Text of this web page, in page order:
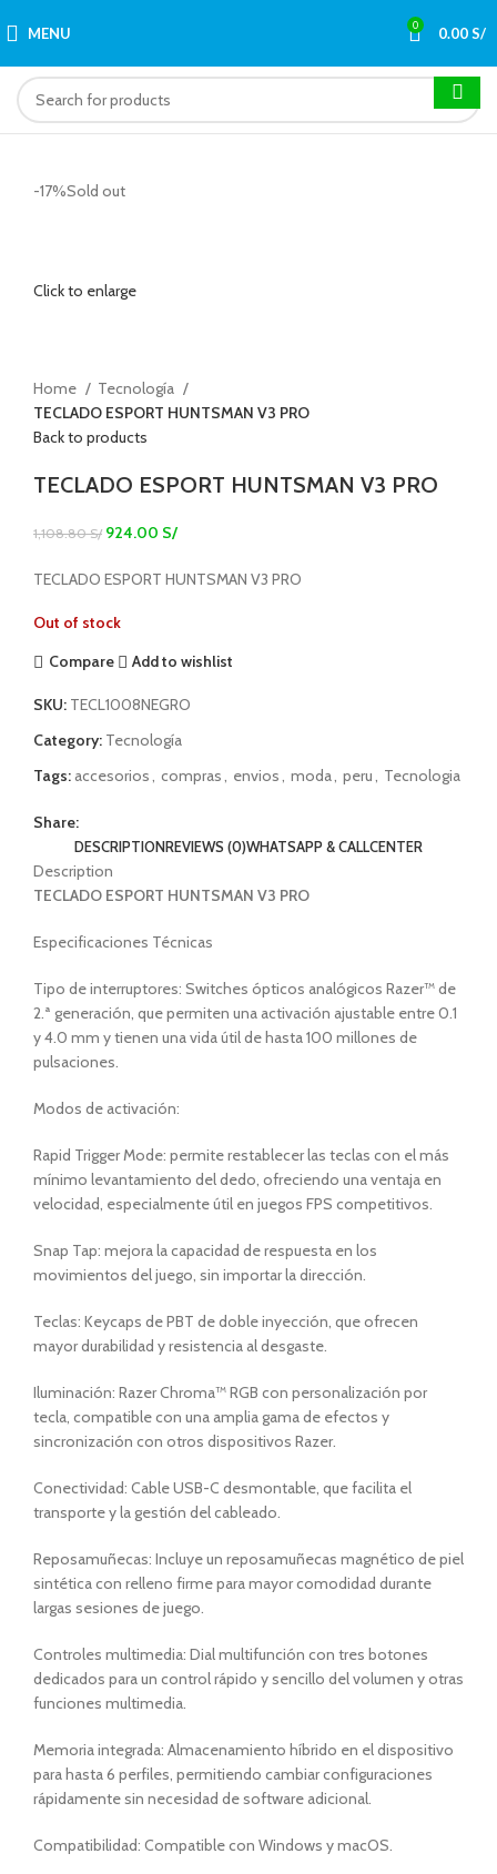
MENU 0 0.00S/
-17%Sold out
Click to enlarge
Home
Tecnología
TECLADO ESPORT HUNTSMAN V3 PRO
Back to products
TECLADO ESPORT HUNTSMAN V3 PRO
1,108.80S/ 924.00 S/
TECLADO ESPORT HUNTSMAN V3 PRO
Out of stock
Compare
Add to wishlist
SKU: TECL1008NEGRO
Category: Tecnología
Tags: accesorios compras envios moda peru Tecnologia
Share:
DESCRIPTIONREVIEWS (0)WHATSAPP & CALLCENTER
Description
TECLADO ESPORT HUNTSMAN V3 PRO
Especificaciones Técnicas
Tipo de interruptores: Switches ópticos analógicos Razer™ de
2.ª generación, que permiten una activación ajustable entre 0.1
y 4.0 mm y tienen una vida útil de hasta 100 millones de
pulsaciones.
Modos de activación:
Rapid Trigger Mode: permite restablecer las teclas con el más
mínimo levantamiento del dedo, ofreciendo una ventaja en
velocidad, especialmente útil en juegos FPS competitivos.
Snap Tap: mejora la capacidad de respuesta en los
movimientos del juego, sin importar la dirección.
Teclas: Keycaps de PBT de doble inyección, que ofrecen
mayor durabilidad y resistencia al desgaste.
Iluminación: Razer Chroma™ RGB con personalización por
tecla, compatible con una amplia gama de efectos y
sincronización con otros dispositivos Razer.
Conectividad: Cable USB-C desmontable, que facilita el
transporte y la gestión del cableado.
Reposamuñecas: Incluye un reposamuñecas magnético de piel
sintética con relleno firme para mayor comodidad durante
largas sesiones de juego.
Controles multimedia: Dial multifunción con tres botones
dedicados para un control rápido y sencillo del volumen y otras
funciones multimedia.
Memoria integrada: Almacenamiento híbrido en el dispositivo
para hasta 6 perfiles, permitiendo cambiar configuraciones
rápidamente sin necesidad de software adicional.
Compatibilidad: Compatible con Windows y macOS.